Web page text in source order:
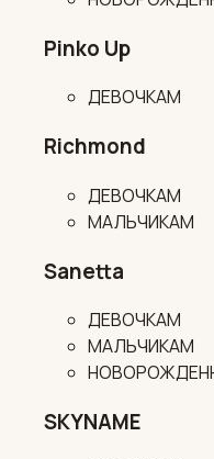
Pinko Up
ДЕВОЧКАМ
Richmond
ДЕВОЧКАМ
МАЛЬЧИКАМ
Sanetta
ДЕВОЧКАМ
МАЛЬЧИКАМ
SKYNAME